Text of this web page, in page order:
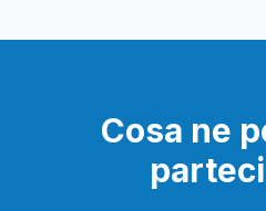
Cosa ne